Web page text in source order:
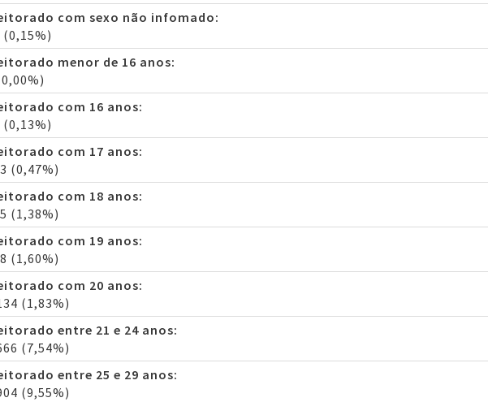
com sexo não infomado:
(0,15%)
menor de 16 anos:
com 16 anos:
(0,13%)
com 17 anos:
(0,47%)
com 18 anos:
(1,38%)
com 19 anos:
(1,60%)
com 20 anos:
(1,83%)
entre 21 e 24 anos:
(7,54%)
entre 25 e 29 anos:
(9,55%)